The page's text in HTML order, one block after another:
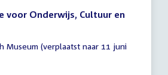
voor Onderwijs, Cultuur en
Museum (verplaatst naar 11 juni